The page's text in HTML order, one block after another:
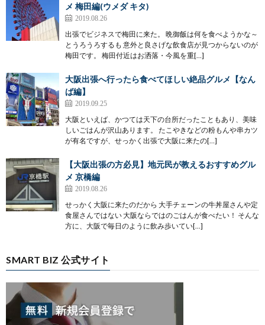
メ 梅田編(ウメダ キタ)
2019.08.26
出張でビジネスで梅田に来た。 晩御飯は何を食べようかな～
とうろうろするも 意外と良さげな飲食店が見つからないのが
梅田です。 梅田付近はお洒落・今風を重[…]
大阪出張へ行ったら食べてほしい絶品グルメ【なん
ば編】
2019.09.25
大阪といえば、かつては天下の台所だったこともあり、美味
しいごはんが沢山あります。 たこやきなどの粉もんや串カツ
が有名ですが、せっかく出張で大阪に来たの[…]
【大阪出張の方必見】地元民が教えるおすすめグル
メ 京橋編
2019.08.26
せっかく大阪に来たのだから 大手チェーンの牛丼屋さんや定
食屋さんではない 大阪ならではのごはんが食べたい！ そんな
方に、大阪で毎日のように飲み歩いてい[…]
SMART BIZ 公式サイト